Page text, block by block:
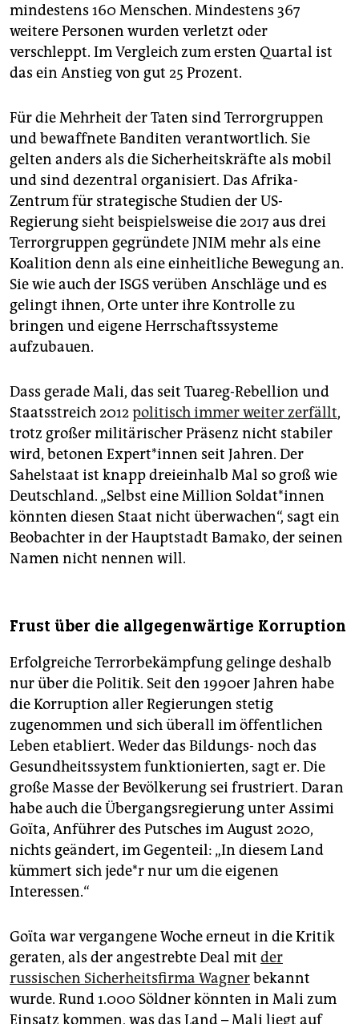
mindestens 160 Menschen. Mindestens 367
weitere Personen wurden verletzt oder
verschleppt. Im Vergleich zum ersten Quartal ist
das ein Anstieg von gut 25 Prozent.
Für die Mehrheit der Taten sind Terrorgruppen
und bewaffnete Banditen verantwortlich. Sie
gelten anders als die Sicherheitskräfte als mobil
und sind dezentral organisiert. Das Afrika-
Zentrum für strategische Studien der US-
Regierung sieht beispielsweise die 2017 aus drei
Terrorgruppen gegründete JNIM mehr als eine
Koalition denn als eine einheitliche Bewegung an.
Sie wie auch der ISGS verüben Anschläge und es
gelingt ihnen, Orte unter ihre Kontrolle zu
bringen und eigene Herrschaftssysteme
aufzubauen.
Dass gerade Mali, das seit Tuareg-Rebellion und
Staatsstreich 2012politisch immer weiter zerfällt,
trotz großer militärischer Präsenz nicht stabiler
wird, betonen Ex­per­t*in­nen seit Jahren. Der
Sahelstaat ist knapp dreieinhalb Mal so groß wie
Deutschland. „Selbst eine Million Sol­da­t*in­nen
könnten diesen Staat nicht überwachen“, sagt ein
Beobachter in der Hauptstadt Bamako, der seinen
Namen nicht nennen will.
Frust über die allgegenwärtige Korruption
Erfolgreiche Terrorbekämpfung gelinge deshalb
nur über die Politik. Seit den 1990er Jahren habe
die Korruption aller Regierungen stetig
zugenommen und sich überall im öffentlichen
Leben etabliert. Weder das Bildungs- noch das
Gesundheitssystem funktionierten, sagt er. Die
große Masse der Bevölkerung sei frustriert. Daran
habe auch die Übergangsregierung unter Assimi
Goïta, Anführer des Putsches im August 2020,
nichts geändert, im Gegenteil: „In diesem Land
kümmert sich je­de*r nur um die eigenen
Interessen.“
Goïta war vergangene Woche erneut in die Kritik
geraten, als der angestrebte Deal mit der
russischen Sicherheitsfirma Wagnerbekannt
wurde. Rund 1.000 Söldner könnten in Mali zum
Einsatz kommen, was das Land – Mali liegt auf